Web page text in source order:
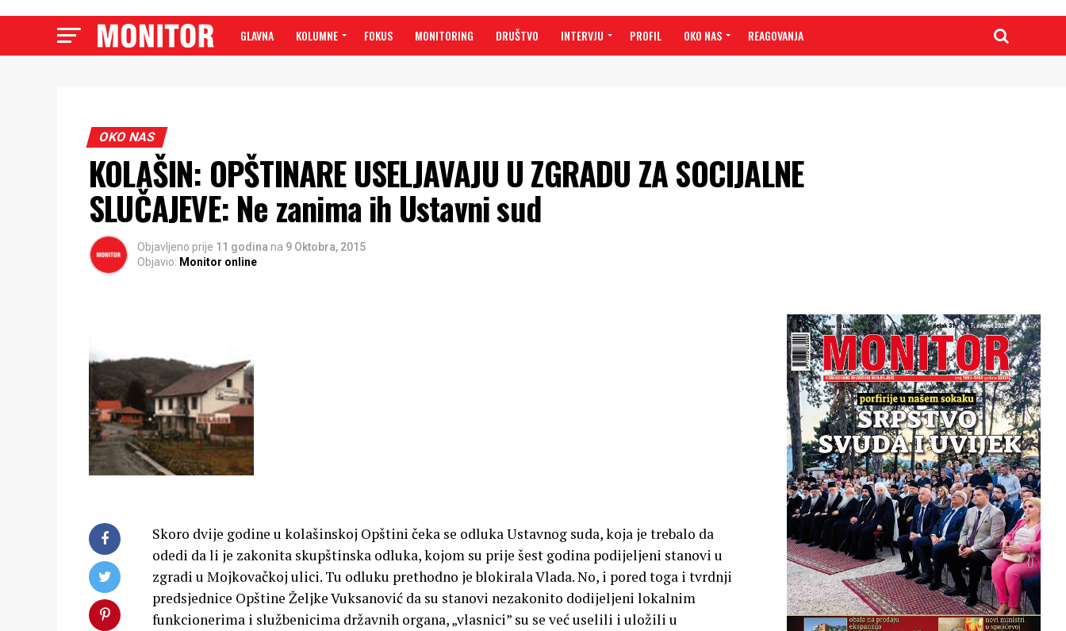
GLAVNA KOLUMNE FOKUS MONITORING DRUŠTVO INTERVJU PROFIL OKO NAS REAGOVANJA
OKO NAS
KOLAŠIN: OPŠTINARE USELJAVAJU U ZGRADU ZA SOCIJALNE
SLUČAJEVE: Ne zanima ih Ustavni sud
Objavljeno prije 11 godina na 9 Oktobra, 2015
Objavio: Monitor online
Skoro dvije godine u kolašinskoj Opštini čeka se odluka Ustavnog suda, koja je trebalo da
odedi da li je zakonita skupštinska odluka, kojom su prije šest godina podijeljeni stanovi u
zgradi u Mojkovačkoj ulici. Tu odluku prethodno je blokirala Vlada. No, i pored toga i tvrdnji
predsjednice Opštine Željke Vuksanović da su stanovi nezakonito dodijeljeni lokalnim
funkcionerima i službenicima državnih organa, „vlasnici” su se već uselili i uložili u